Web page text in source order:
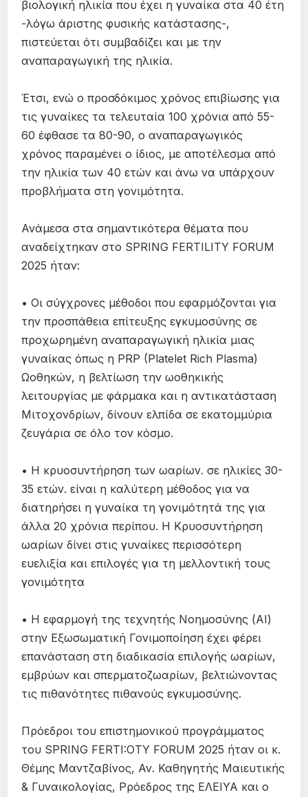
βιολογική ηλικία που έχει η γυναίκα στα 40 έτη
-λόγω άριστης φυσικής κατάστασης-,
πιστεύεται ότι συμβαδίζει και με την
αναπαραγωγική της ηλικία.
Έτσι, ενώ ο προσδόκιμος χρόνος επιβίωσης για
τις γυναίκες τα τελευταία 100 χρόνια από 55-
60 έφθασε τα 80-90, ο αναπαραγωγικός
χρόνος παραμένει ο ίδιος, με αποτέλεσμα από
την ηλικία των 40 ετών και άνω να υπάρχουν
προβλήματα στη γονιμότητα.
Ανάμεσα στα σημαντικότερα θέματα που
αναδείχτηκαν στο SPRING FERTILITY FORUM
2025 ήταν:
• Οι σύγχρονες μέθοδοι που εφαρμόζονται για
την προσπάθεια επίτευξης εγκυμοσύνης σε
προχωρημένη αναπαραγωγική ηλικία μιας
γυναίκας όπως η PRP (Platelet Rich Plasma)
Ωοθηκών, η βελτίωση την ωοθηκικής
λειτουργίας με φάρμακα και η αντικατάσταση
Μιτοχονδρίων, δίνουν ελπίδα σε εκατομμύρια
ζευγάρια σε όλο τον κόσμο.
• Η κρυοσυντήρηση των ωαρίων. σε ηλικίες 30-
35 ετών. είναι η καλύτερη μέθοδος για να
διατηρήσει η γυναίκα τη γονιμότητά της για
άλλα 20 χρόνια περίπου. Η Kρυοσυντήρηση
ωαρίων δίνει στις γυναίκες περισσότερη
ευελιξία και επιλογές για τη μελλοντική τους
γονιμότητα
• Η εφαρμογή της τεχνητής Νοημοσύνης (AI)
στην Εξωσωματική Γονιμοποίηση έχει φέρει
επανάσταση στη διαδικασία επιλογής ωαρίων,
εμβρύων και σπερματοζωαρίων, βελτιώνοντας
τις πιθανότητες πιθανούς εγκυμοσύνης.
Πρόεδροι του επιστημονικού προγράμματος
του SPRING FERTI:OTY FORUM 2025 ήταν οι κ.
Θέμης Μαντζαβίνος, Αν. Καθηγητής Μαιευτικής
& Γυναικολογίας, Pρόεδρος της ΕΛΕΙΥΑ και ο